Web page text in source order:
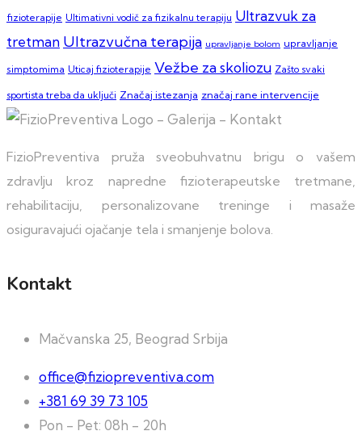
fizioterapije Ultimativni vodič za fizikalnu terapiju Ultrazvuk za
tretman Ultrazvučna terapija upravljanje bolom upravljanje
simptomima Uticaj fizioterapije Vežbe za skoliozu Zašto svaki
sportista treba da uključi Značaj istezanja značaj rane intervencije
FizioPreventiva pruža sveobuhvatnu brigu o vašem
zdravlju kroz napredne fizioterapeutske tretmane,
rehabilitaciju, personalizovane treninge i masaže
osiguravajući ojačanje tela i smanjenje bolova.
Kontakt
Mačvanska 25, Beograd Srbija
office@fiziopreventiva.com
+381 69 39 73 105
Pon - Pet: 08h - 20h